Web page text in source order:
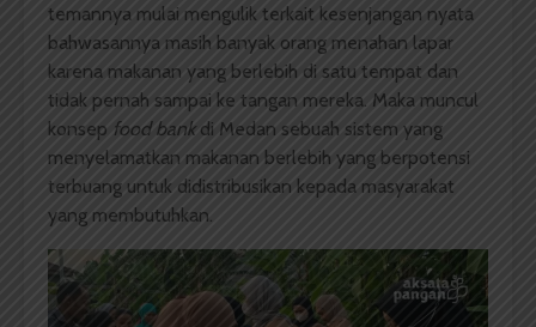
temannya mulai mengulik terkait kesenjangan nyata
bahwasannya masih banyak orang menahan lapar
karena makanan yang berlebih di satu tempat dan
tidak pernah sampai ke tangan mereka. Maka muncul
konsep food bankdi Medan sebuah sistem yang
menyelamatkan makanan berlebih yang berpotensi
terbuang untuk didistribusikan kepada masyarakat
yang membutuhkan.